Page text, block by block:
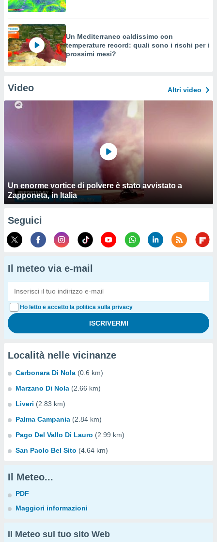
Un Mediterraneo caldissimo con
temperature record: quali sono i rischi per i
prossimi mesi?
Video Altri video
Un enorme vortice di polvere è stato avvistato a
Zapponeta, in Italia
Seguici
Il meteo via e-mail
Ho letto e accetto la politica sulla privacy
Località nelle vicinanze
Carbonara Di Nola (0.6 km)
Marzano Di Nola (2.66 km)
Liveri (2.83 km)
Palma Campania (2.84 km)
Pago Del Vallo Di Lauro (2.99 km)
San Paolo Bel Sito (4.64 km)
Il Meteo...
PDF
Maggiori informazioni
Il Meteo sul tuo sito Web